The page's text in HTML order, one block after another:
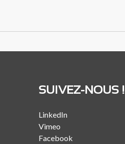
SUIVEZ-NOUS !
LinkedIn
Vimeo
Facebook